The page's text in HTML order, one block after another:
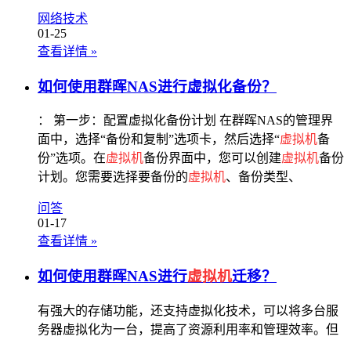
网络技术
01-25
查看详情 »
如何使用群晖NAS进行虚拟化备份？
： 第一步：配置虚拟化备份计划 在群晖NAS的管理界
面中，选择“备份和复制”选项卡，然后选择“虚拟机备
份”选项。在虚拟机备份界面中，您可以创建虚拟机备份
计划。您需要选择要备份的虚拟机、备份类型、
问答
01-17
查看详情 »
如何使用群晖NAS进行虚拟机迁移？
有强大的存储功能，还支持虚拟化技术，可以将多台服
务器虚拟化为一台，提高了资源利用率和管理效率。但